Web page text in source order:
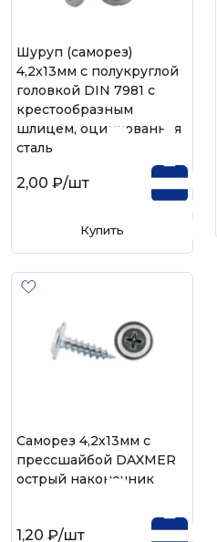
Шуруп (саморез)
4,2х13мм с полукруглой
головкой DIN 7981 с
крестообразным
шлицем, оцинкованная
сталь
2,00 ₽/шт
Купить
Саморез 4,2х13мм с
прессшайбой DAXMER
острый наконечник
1,20 ₽/шт